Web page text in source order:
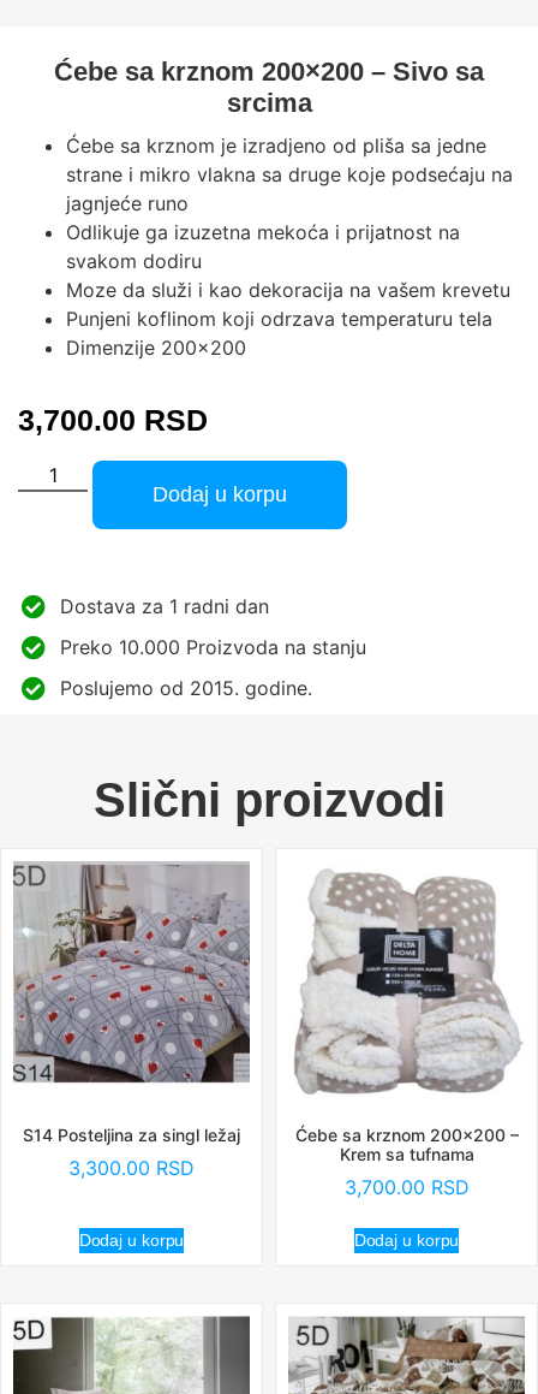
Ćebe sa krznom 200×200 – Sivo sa
srcima
Ćebe sa krznom je izradjeno od pliša sa jedne
strane i mikro vlakna sa druge koje podsećaju na
jagnjeće runo
Odlikuje ga izuzetna mekoća i prijatnost na
svakom dodiru
Moze da služi i kao dekoracija na vašem krevetu
Punjeni koflinom koji odrzava temperaturu tela
Dimenzije 200×200
3,700.00 RSD
Dodaj u korpu
Dostava za 1 radni dan
Preko 10.000 Proizvoda na stanju
Poslujemo od 2015. godine.
Slični proizvodi
S14 Posteljina za singl ležaj
3,300.00 RSD
Dodaj u korpu
Ćebe sa krznom 200×200 –
Krem sa tufnama
3,700.00 RSD
Dodaj u korpu